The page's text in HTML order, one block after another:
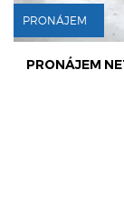
PRONÁJEM
PRONÁJEM